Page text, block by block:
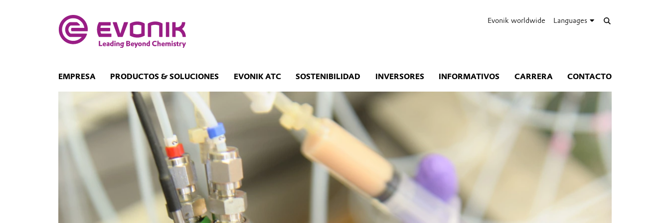
Evonik worldwide Languages
EMPRESA PRODUCTOS & SOLUCIONES EVONIK ATC SOSTENIBILIDAD INVERSORES INFORMATIVOS CARRERA CONTACTO